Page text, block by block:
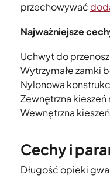
przechowywać
Najważniejsze
Uchwyt do
Wytrzymałe zamki
Nylonowa
Zewnętrzna kieszeń
Wewnętrzna
Cechy i
Długość opieki